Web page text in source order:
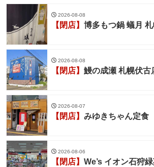
2026-08-08
【閉店】 博多もつ鍋 蟻月
2026-08-08
【閉店】 鰻の成瀬 札幌伏古
2026-08-07
【閉店】 みゆきちゃん定食
2026-08-06
【閉店】 We’s イオン石狩